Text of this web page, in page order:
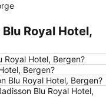
and ITS Symposium
Royal Hotel,
Royal Hotel, Bergen?
Bergen?
Blu Royal Hotel, Bergen?
Blu Royal Hotel,